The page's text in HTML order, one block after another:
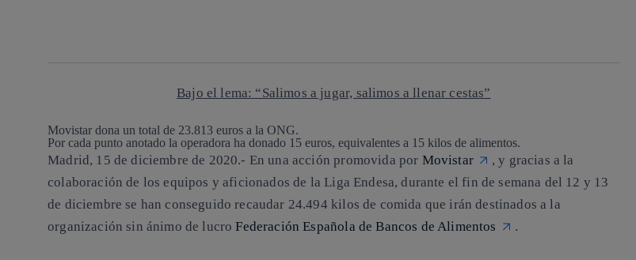
Bajo el lema: “Salimos a jugar, salimos a llenar cestas”
Movistar dona un total de 23.813 euros a la ONG.
Por cada punto anotado la operadora ha donado 15 euros, equivalentes a 15 kilos de alimentos.
Madrid, 15 de diciembre de 2020.- En una acción promovida por Movistar
, y gracias a la
colaboración de los equipos y aficionados de la Liga Endesa, durante el fin de semana del 12 y 13
de diciembre se han conseguido recaudar 24.494 kilos de comida que irán destinados a la
organización sin ánimo de lucroFederación Española de Bancos de Alimentos .